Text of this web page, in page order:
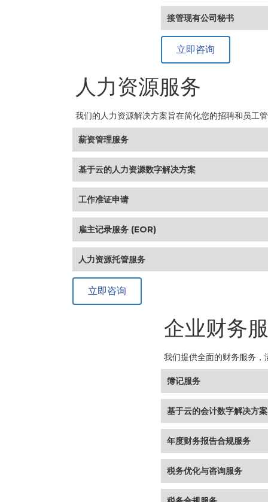
接管现有公司秘书
立即咨询
人力资源服务
我们的人力资源解决方案旨在简化您的招聘和员工
薪资管理服务
基于云的人力资源数字解决方案
工作准证申请
雇主记录服务 (EOR)
人力资源托管服务
立即咨询
企业财务
我们提供全面的财务服务
簿记服务
基于云的会计数字解决方案
年度财务报告合规服务
税务优化与咨询服务